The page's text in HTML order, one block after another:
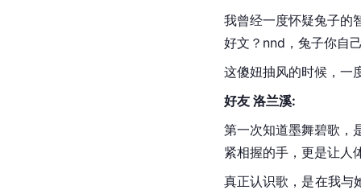
我曾经一度怀疑兔子的
好文？nnd，兔子你自
这傻妞抽风的时候，一
好友 洛兰溪:
第一次知道墨舞碧歌，
紧相握的手，更是让人
真正认识歌，是在我与